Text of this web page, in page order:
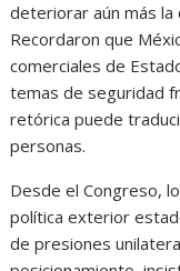
deteriorar aún más la
Recordaron que
comerciales de
temas de seguridad
retórica puede
personas.
Desde el Congreso,
política exterior
de presiones